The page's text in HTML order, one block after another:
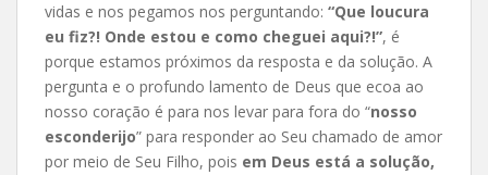
vidas e nos pegamos nos perguntando: “Que loucura
eu fiz?! Onde estou e como cheguei aqui?!”, é
porque estamos próximos da resposta e da solução. A
pergunta e o profundo lamento de Deus que ecoa ao
nosso coração é para nos levar para fora do “nosso
esconderijo” para responder ao Seu chamado de amor
por meio de Seu Filho, pois em Deus está a solução,